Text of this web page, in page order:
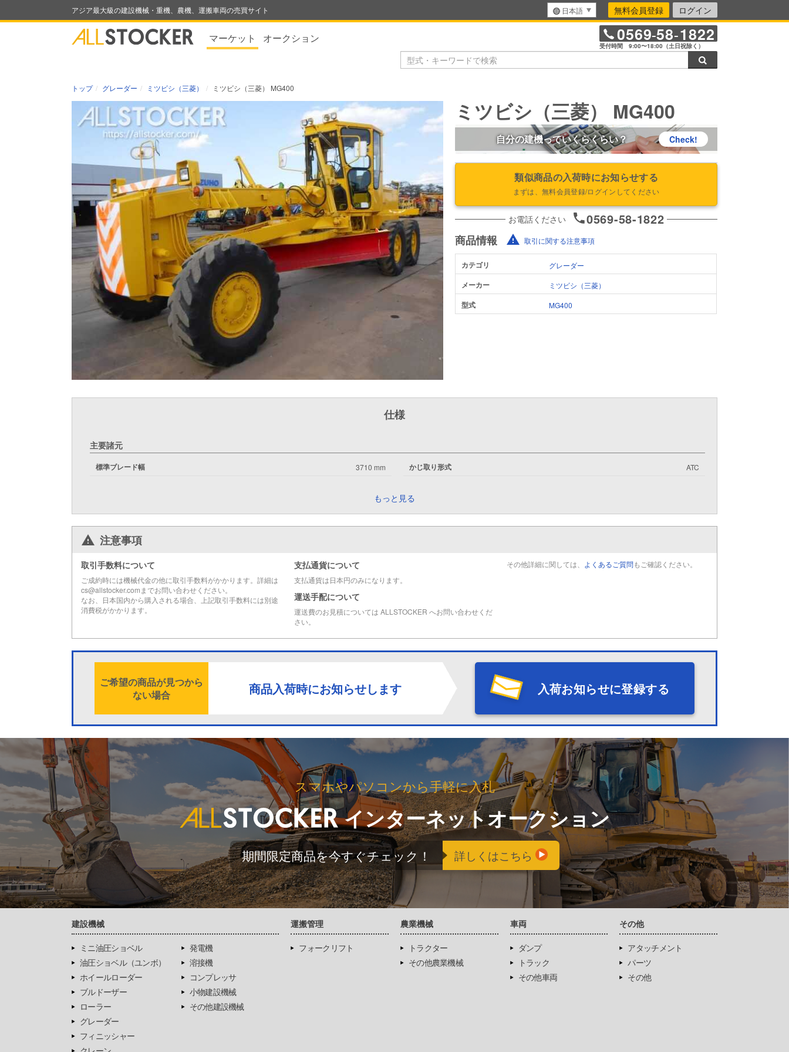
アジア最大級の建設機械・重機、農機、運搬車両の売買サイト 日本語 無料会員登録 ログイン
マーケット オークション 0569-58-1822
受付時間 9:00〜18:00（土日祝除く）
トップ グレーダー ミツビシ（三菱） ミツビシ（三菱） MG400
ミツビシ（三菱） MG400
自分の建機っていくらくらい？ Check!
類似商品の入荷時にお知らせする
まずは、無料会員登録/ログインしてください
お電話ください 0569-58-1822
商品情報 取引に関する注意事項
カテゴリ グレーダー
メーカー ミツビシ（三菱）
型式 MG400
仕様
主要諸元
標準ブレード幅 3710 mm かじ取り形式 ATC
もっと見る
注意事項
取引手数料について
ご成約時には機械代金の他に取引手数料がかかります。詳細は
cs@allstocker.comまでお問い合わせください。
なお、日本国内から購入される場合、上記取引手数料には別途
消費税がかかります。
支払通貨について
支払通貨は日本円のみになります。
運送手配について
運送費のお見積については ALLSTOCKER へお問い合わせくだ
さい。
その他詳細に関しては、 よくあるご質問もご確認ください。
ご希望の商品が見つから
ない場合
商品入荷時にお知らせします 入荷お知らせに登録する
スマホやパソコンから手軽に入札
インターネットオークション
期間限定商品を今すぐチェック！ 詳しくはこちら
建設機械
ミニ油圧ショベル
油圧ショベル（ユンボ）
ホイールローダー
ブルドーザー
ローラー
グレーダー
フィニッシャー
発電機
溶接機
コンプレッサ
小物建設機械
その他建設機械
運搬管理
フォークリフト
農業機械
トラクター
その他農業機械
車両
ダンプ
トラック
その他車両
その他
アタッチメント
パーツ
その他